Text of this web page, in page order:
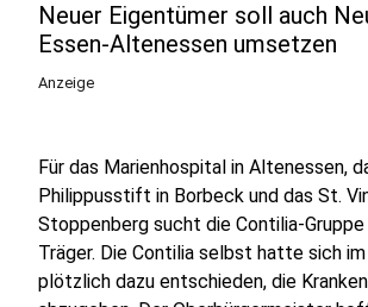
Neuer Eigentümer soll auch
Essen-Altenessen umsetzen
Anzeige
Für das Marienhospital in Altenessen,
Philippusstift in Borbeck und das St.
Stoppenberg sucht die Contilia-Gruppe
Träger. Die Contilia selbst hatte sich im
plötzlich dazu entschieden, die